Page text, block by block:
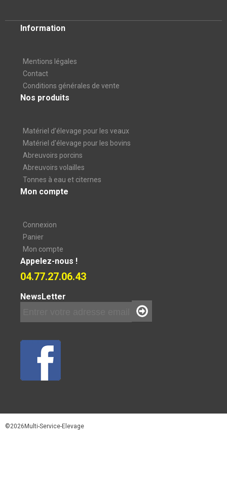
Information
Mentions légales
Contact
Conditions générales de vente
Nos produits
Matériel d’élevage pour les veaux
Matériel d'élevage pour les bovins
Abreuvoirs porcins
Abreuvoirs volailles
Tonnes à eau et citernes
Mon compte
Connexion
Panier
Mon compte
Appelez-nous !
04.77.27.06.43
NewsLetter
©2026Multi-Service-Elevage